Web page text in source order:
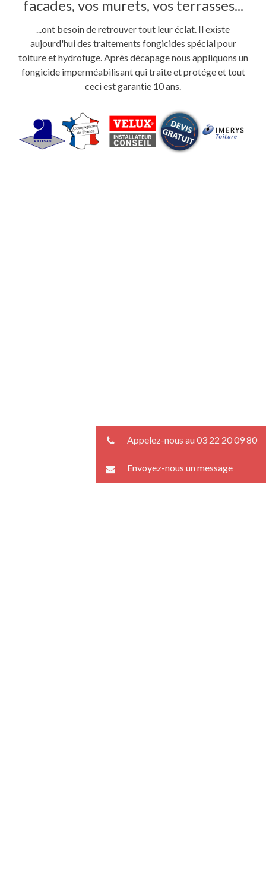
facades, vos murets, vos terrasses...
...ont besoin de retrouver tout leur éclat. Il existe
aujourd'hui des traitements fongicides spécial pour
toiture et hydrofuge. Après décapage nous appliquons un
fongicide imperméabilisant qui traite et protége et tout
ceci est garantie 10 ans.
Appelez-nous au 03 22 20 09 80
Envoyez-nous un message